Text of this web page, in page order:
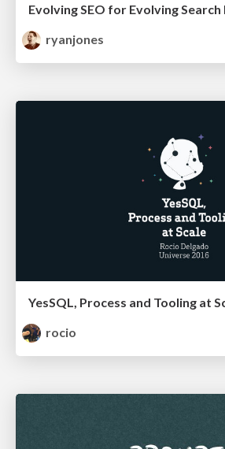
Evolving SEO for Evolving Search
ryanjones
YesSQL, Process and Tooling at
rocio